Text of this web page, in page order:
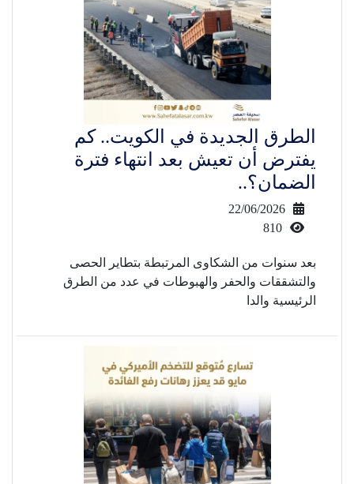
الطرق الجديدة في الكويت.. كم
يفترض أن تعيش بعد انتهاء فترة
الضمان؟..
22/06/2026
810
بعد سنوات من الشكاوى المرتبطة بتطاير الحصى
والتشققات والحفر والهبوطات في عدد من الطرق
الرئيسية والدا